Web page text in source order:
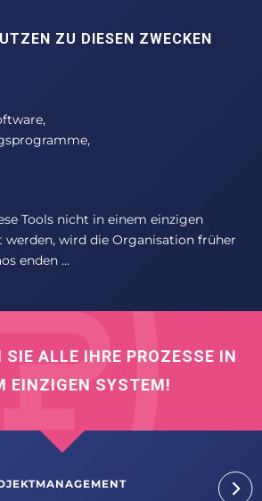
ZU DIESEN ZWECKEN
Tools nicht in einem einzigen
wird die Organisation früher
enden ...
SIE ALLE IHRE PROZESSE IN
EINZIGEN SYSTEM!